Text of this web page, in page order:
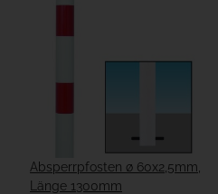
Absperrpfosten ø 60x2,5mm,
Länge 1300mm